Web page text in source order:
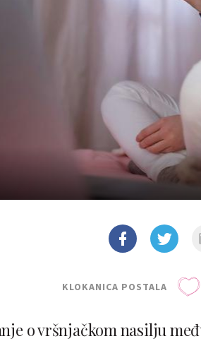
KLOKANICA POSTALA
o vršnjačkom nasilju